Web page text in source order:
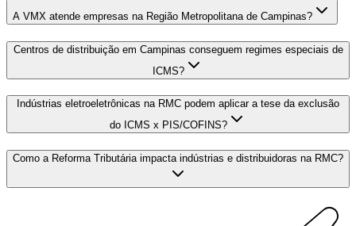
A VMX atende empresas na Região Metropolitana de Campinas?
Centros de distribuição em Campinas conseguem regimes especiais de
ICMS?
Indústrias eletroeletrônicas na RMC podem aplicar a tese da exclusão
do ICMS x PIS/COFINS?
Como a Reforma Tributária impacta indústrias e distribuidoras na RMC?